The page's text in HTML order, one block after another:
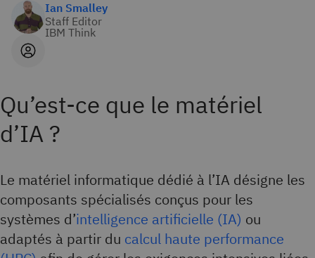
Ian Smalley
Staff Editor
IBM Think
Qu’est-ce que le matériel
d’IA ?
Le matériel informatique dédié à l’IA désigne les
composants spécialisés conçus pour les
systèmes d’intelligence artificielle (IA) ou
adaptés à partir du calcul haute performance